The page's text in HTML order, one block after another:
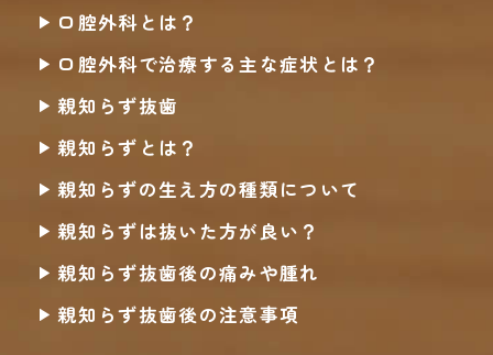
口腔外科とは？
口腔外科で治療する主な症状とは？
親知らず抜歯
親知らずとは？
親知らずの生え方の種類について
親知らずは抜いた方が良い？
親知らず抜歯後の痛みや腫れ
親知らず抜歯後の注意事項